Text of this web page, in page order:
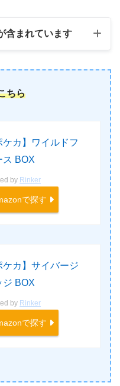
含まれています
ちら
ケカ】ワイルドフ
ス BOX
by Rinker
で探す
ケカ】サイバージ
ジ BOX
by Rinker
で探す